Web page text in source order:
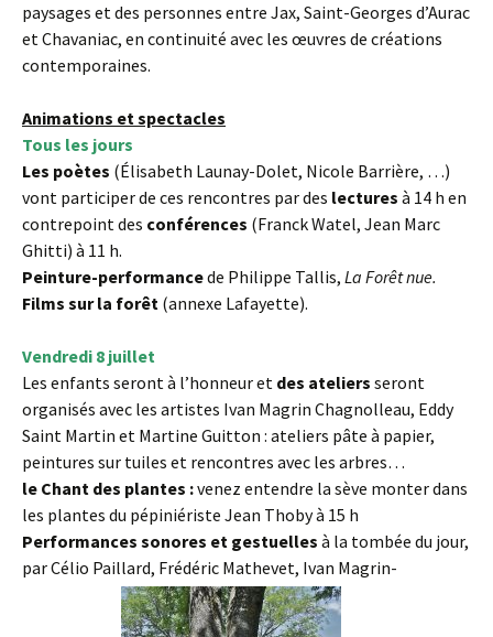
paysages et des personnes entre Jax, Saint-Georges d’Aurac
et Chavaniac, en continuité avec les œuvres de créations
contemporaines.
Animations et spectacles
Tous les jours
Les poètes (Élisabeth Launay-Dolet, Nicole Barrière, …)
vont participer de ces rencontres par des lectures à 14 h en
contrepoint des conférences (Franck Watel, Jean Marc
Ghitti) à 11 h.
Peinture-performancede Philippe Tallis, La Forêt nue.
Films sur la forêt (annexe Lafayette).
Vendredi 8 juillet
Les enfants seront à l’honneur et des ateliers seront
organisés avec les artistes Ivan Magrin Chagnolleau, Eddy
Saint Martin et Martine Guitton : ateliers pâte à papier,
peintures sur tuiles et rencontres avec les arbres…
le Chant des plantes :venez entendre la sève monter dans
les plantes du pépiniériste Jean Thoby à 15 h
Performances sonores et gestuelles à la tombée du jour,
par Célio Paillard, Frédéric Mathevet, Ivan Magrin-